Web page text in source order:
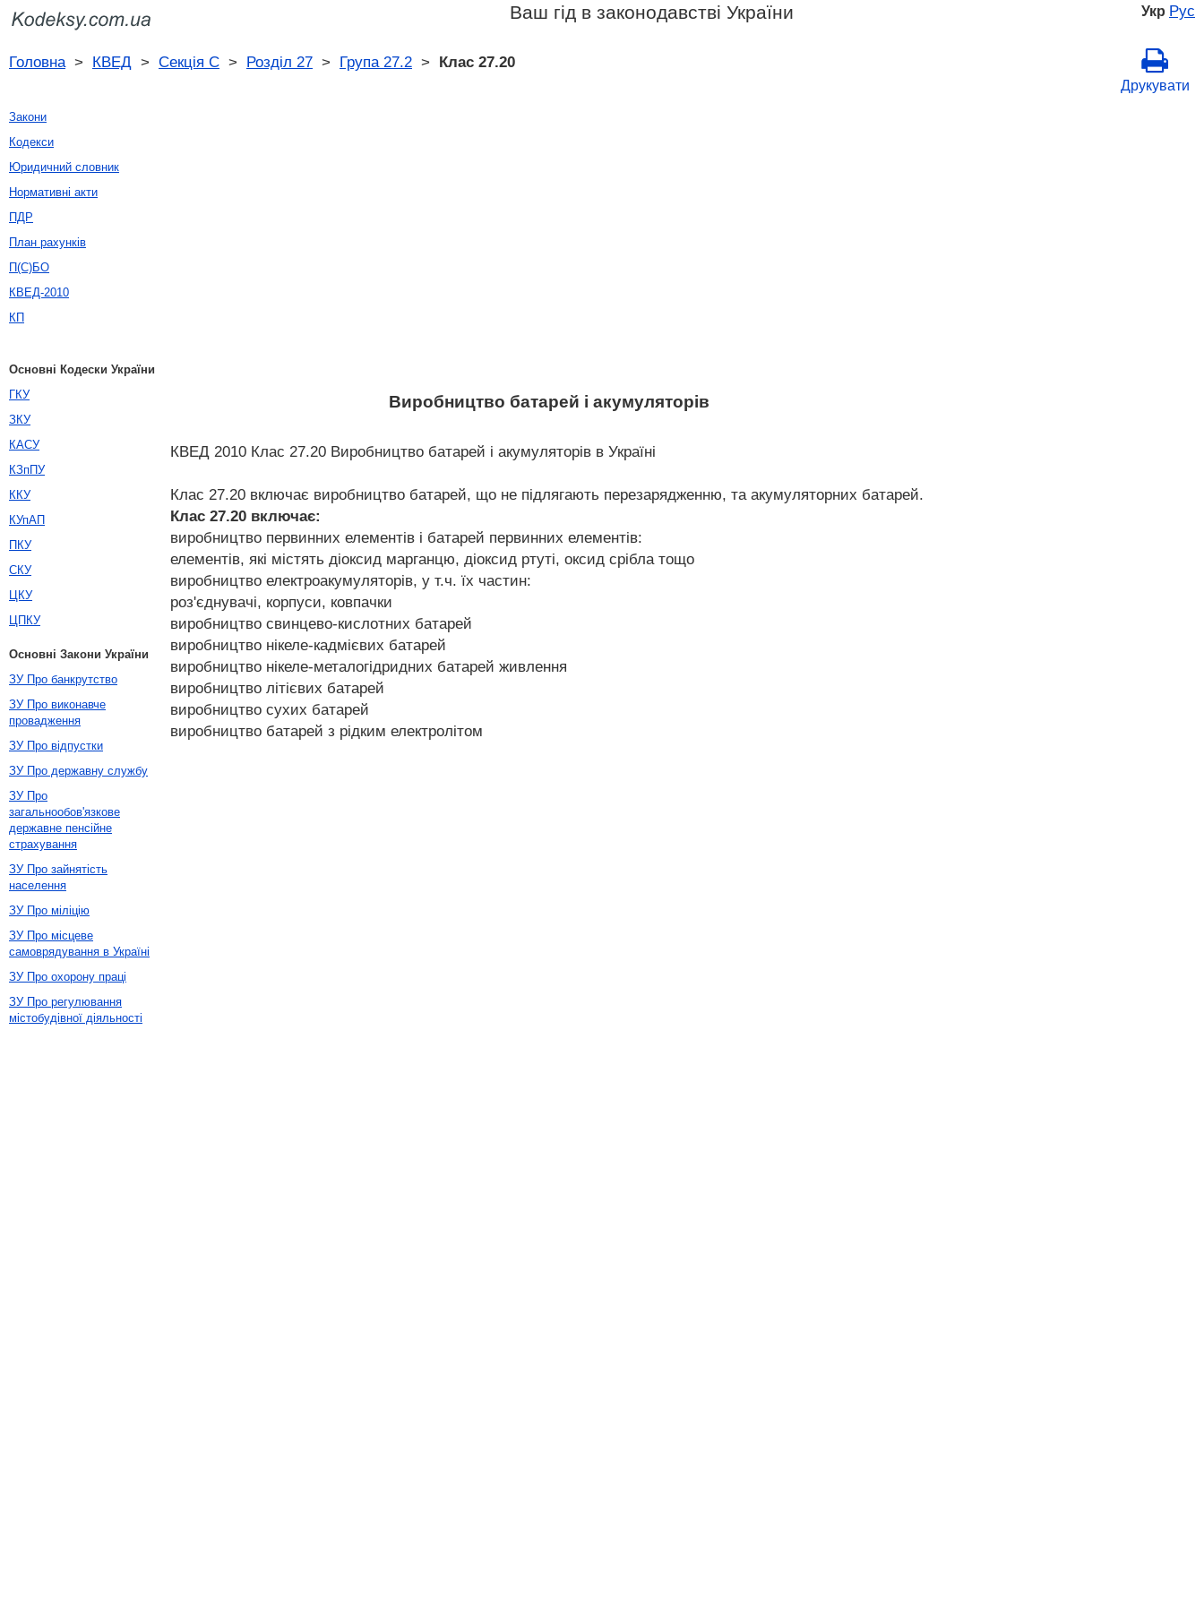
Укр Рус
Ваш гід в законодавстві України
Головна> КВЕД > Секція C > Розділ 27 > Група 27.2 > Клас 27.20
Друкувати
Виробництво батарей і акумуляторів
КВЕД 2010 Клас 27.20 Виробництво батарей і акумуляторів в Україні
Клас 27.20 включає виробництво батарей, що не підлягають перезарядженню, та акумуляторних батарей.
Клас 27.20 включає:
виробництво первинних елементів і батарей первинних елементів:
елементів, які містять діоксид марганцю, діоксид ртуті, оксид срібла тощо
виробництво електроакумуляторів, у т.ч. їх частин:
роз'єднувачі, корпуси, ковпачки
виробництво свинцево-кислотних батарей
виробництво нікеле-кадмієвих батарей
виробництво нікеле-металогідридних батарей живлення
виробництво літієвих батарей
виробництво сухих батарей
виробництво батарей з рідким електролітом
Закони
Кодекси
Юридичний словник
Нормативні акти
ПДР
План рахунків
П(С)БО
КВЕД-2010
КП
Основні Кодески України
ГКУ
ЗКУ
КАСУ
КЗпПУ
ККУ
КУпАП
ПКУ
СКУ
ЦКУ
ЦПКУ
Основні Закони України
ЗУ Про банкрутство
ЗУ Про виконавче
провадження
ЗУ Про відпустки
ЗУ Про державну службу
ЗУ Про
загальнообов'язкове
державне пенсійне
страхування
ЗУ Про зайнятість
населення
ЗУ Про міліцію
ЗУ Про місцеве
самоврядування в Україні
ЗУ Про охорону праці
ЗУ Про регулювання
містобудівної діяльності